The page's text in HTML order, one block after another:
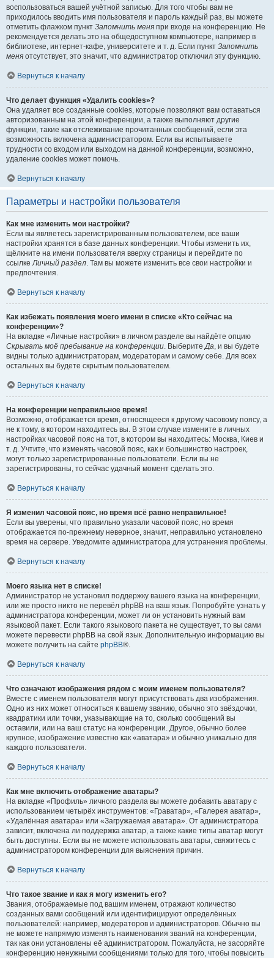
воспользоваться вашей учётной записью. Для того чтобы вам не
приходилось вводить имя пользователя и пароль каждый раз, вы можете
отметить флажком пункт Запомнить меня при входе на конференцию. Не
рекомендуется делать это на общедоступном компьютере, например в
библиотеке, интернет-кафе, университете и т. д. Если пункт Запомнить
меня отсутствует, это значит, что администратор отключил эту функцию.
Вернуться к началу
Что делает функция «Удалить cookies»?
Она удаляет все созданные cookies, которые позволяют вам оставаться
авторизованным на этой конференции, а также выполняют другие
функции, такие как отслеживание прочитанных сообщений, если эта
возможность включена администратором. Если вы испытываете
трудности со входом или выходом на данной конференции, возможно,
удаление cookies может помочь.
Вернуться к началу
Параметры и настройки пользователя
Как мне изменить мои настройки?
Если вы являетесь зарегистрированным пользователем, все ваши
настройки хранятся в базе данных конференции. Чтобы изменить их,
щёлкните на имени пользователя вверху страницы и перейдите по
ссылкеЛичный раздел. Там вы можете изменить все свои настройки и
предпочтения.
Вернуться к началу
Как избежать появления моего имени в списке «Кто сейчас на
конференции»?
На вкладке «Личные настройки» в личном разделе вы найдёте опцию
Скрывать моё пребывание на конференции. ВыберитеДа, и вы будете
видны только администраторам, модераторам и самому себе. Для всех
остальных вы будете скрытым пользователем.
Вернуться к началу
На конференции неправильное время!
Возможно, отображается время, относящееся к другому часовому поясу, а
не к тому, в котором находитесь вы. В этом случае измените в личных
настройках часовой пояс на тот, в котором вы находитесь: Москва, Киев и
т. д. Учтите, что изменять часовой пояс, как и большинство настроек,
могут только зарегистрированные пользователи. Если вы не
зарегистрированы, то сейчас удачный момент сделать это.
Вернуться к началу
Я изменил часовой пояс, но время всё равно неправильное!
Если вы уверены, что правильно указали часовой пояс, но время
отображается по-прежнему неверное, значит, неправильно установлено
время на сервере. Уведомите администратора для устранения проблемы.
Вернуться к началу
Моего языка нет в списке!
Администратор не установил поддержку вашего языка на конференции,
или же просто никто не перевёл phpBB на ваш язык. Попробуйте узнать у
администратора конференции, может ли он установить нужный вам
языковой пакет. Если такого языкового пакета не существует, то вы сами
можете перевести phpBB на свой язык. Дополнительную информацию вы
можете получить на сайте phpBB®.
Вернуться к началу
Что означают изображения рядом с моим именем пользователя?
Вместе с именем пользователя могут присутствовать два изображения.
Одно из них может относиться к вашему званию, обычно это звёздочки,
квадратики или точки, указывающие на то, сколько сообщений вы
оставили, или на ваш статус на конференции. Другое, обычно более
крупное, изображение известно как «аватара» и обычно уникально для
каждого пользователя.
Вернуться к началу
Как мне включить отображение аватары?
На вкладке «Профиль» личного раздела вы можете добавить аватару с
использованием четырёх инструментов: «Граватар», «Галерея аватар»,
«Удалённая аватара» или «Загружаемая аватара». От администратора
зависит, включена ли поддержка аватар, а также какие типы аватар могут
быть доступны. Если вы не можете использовать аватары, свяжитесь с
администратором конференции для выяснения причин.
Вернуться к началу
Что такое звание и как я могу изменить его?
Звания, отображаемые под вашим именем, отражают количество
созданных вами сообщений или идентифицируют определённых
пользователей: например, модераторов и администраторов. Обычно вы
не можете напрямую изменять наименования званий на конференции,
так как они установлены её администратором. Пожалуйста, не засоряйте
конференцию ненужными сообщениями только для того, чтобы повысить